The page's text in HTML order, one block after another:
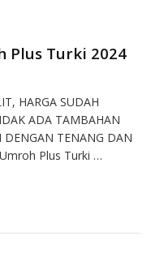
Plus Turki 2024
HARGA SUDAH
ADA TAMBAHAN
DENGAN TENANG DAN
Plus Turki …